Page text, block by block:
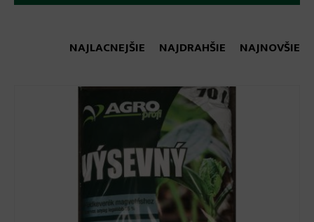
NAJLACNEJŠIE NAJDRAHŠIE NAJNOVŠIE